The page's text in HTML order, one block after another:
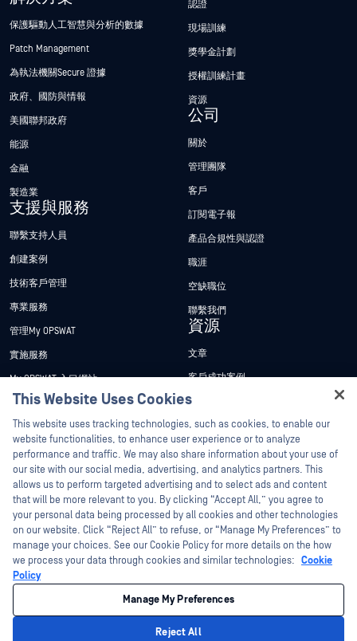
保護驅動人工智慧與分析的數據
Patch Management
為執法機關Secure 證據
政府、國防與情報
美國聯邦政府
能源
金融
製造業
支援與服務
聯繫支持人員
創建案例
技術客戶管理
專業服務
管理My OPSWAT
實施服務
My OPSWAT 入口網站
技術檔案
訓練
漏洞通報計畫
合作夥伴
認證
技術合作夥伴
管道合作夥伴計劃
認證
現場訓練
獎學金計劃
授權訓練計畫
資源
公司
關於
管理團隊
客戶
訂閱電子報
產品合規性與認證
職涯
空缺職位
聯繫我們
資源
文章
客戶成功案例
新聞稿
新聞報導
網路研討會
產品型錄
白皮書
免費工具
©2026OPSWAT . 保留所有權利。OPSWAT、MetaDefender、Metascan、
MetaAccess、OPSWAT 、Trust no File. Trust No Device.、OPSWAT 、Protecting the
World's Critical Infrastructure、Deep CDR™ Technology、InQuest、InQuest標誌、
DFI、RetroHunt、Deep File Inspection 及 Join the Hunt 均為OPSWAT 之商標。第三
This Website Uses Cookies
This website uses tracking technologies, such as cookies, to enable our
website functionalities, to enhance user experience or to analyze
performance and traffic. We may also share information about your use of
our site with our social media, advertising, and analytics partners. This
allows us to perform targeted advertising and to select ads and content
that will be more relevant to you. By clicking “Accept All,” you agree to
your personal data being processed by all cookies and other technologies
on our website. Click “Reject All” to refuse, or “Manage My Preferences” to
manage your choices. See our Cookie Policy for more details on the how
we process your data through cookies and similar technologies: Cookie
Policy
Manage My Preferences
Reject All
Hey there!
I'm Ozzy, your OPSWAT virtual assistant.
How can I help you secure what's critical
today?